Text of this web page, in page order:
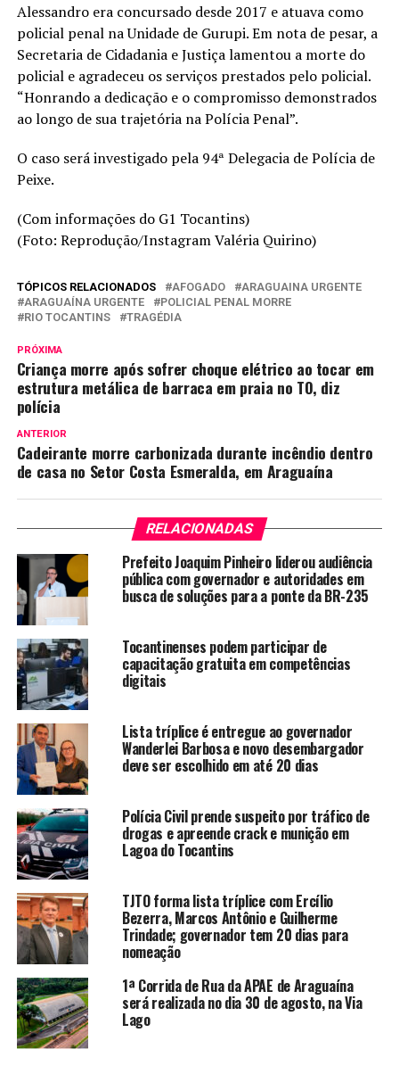
Alessandro era concursado desde 2017 e atuava como
policial penal na Unidade de Gurupi. Em nota de pesar, a
Secretaria de Cidadania e Justiça lamentou a morte do
policial e agradeceu os serviços prestados pelo policial.
“Honrando a dedicação e o compromisso demonstrados
ao longo de sua trajetória na Polícia Penal”.
O caso será investigado pela 94ª Delegacia de Polícia de
Peixe.
(Com informações do G1 Tocantins)
(Foto: Reprodução/Instagram Valéria Quirino)
TÓPICOS RELACIONADOS AFOGADO
ARAGUAINA URGENTE
ARAGUAÍNA URGENTE
POLICIAL PENAL MORRE
RIO TOCANTINS
TRAGÉDIA
PRÓXIMA
Criança morre após sofrer choque elétrico ao tocar em
estrutura metálica de barraca em praia no TO, diz
polícia
ANTERIOR
Cadeirante morre carbonizada durante incêndio dentro
de casa no Setor Costa Esmeralda, em Araguaína
RELACIONADAS
Prefeito Joaquim Pinheiro liderou audiência
pública com governador e autoridades em
busca de soluções para a ponte da BR-235
Tocantinenses podem participar de
capacitação gratuita em competências
digitais
Lista tríplice é entregue ao governador
Wanderlei Barbosa e novo desembargador
deve ser escolhido em até 20 dias
Polícia Civil prende suspeito por tráfico de
drogas e apreende crack e munição em
Lagoa do Tocantins
TJTO forma lista tríplice com Ercílio
Bezerra, Marcos Antônio e Guilherme
Trindade; governador tem 20 dias para
nomeação
1ª Corrida de Rua da APAE de Araguaína
será realizada no dia 30 de agosto, na Via
Lago